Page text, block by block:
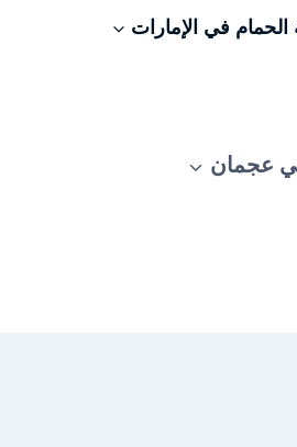
في الإمارات
عجمان